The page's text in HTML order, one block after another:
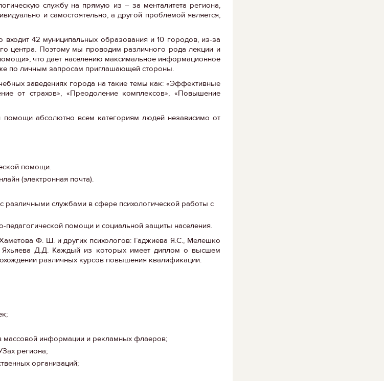
службу на прямую из – за менталитета региона,
и самостоятельно, а другой проблемой является,
42 муниципальных образования и 10 городов, из-за
центра. Поэтому мы проводим различного рода лекции и
что дает населению максимальное информационное
по личным запросам приглашающей стороны.
заведениях города на такие темы как: «Эффективные
от страхов», «Преодоление комплексов», «Повышение
помощи абсолютно всем категориям людей независимо от
помощи.
(электронная почта).
различными службами в сфере психологической работы с
педагогической помощи и социальной защиты населения.
Ф. Ш. и других психологов: Гаджиева Я.С., Мелешко
Д.Д. Каждый из которых имеет диплом о высшем
различных курсов повышения квалификации.
информации и рекламных флаеров;
региона;
организаций;